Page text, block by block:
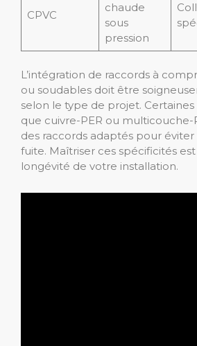
CPVC
chaude
sous
pression
L’intégration de raccords à
ou soudables doit être
selon le type de projet. Certaines
que cuivre-PER ou multicouche-
des raccords adaptés pour
fuite. Maîtriser ces spécificités
longévité de votre installation.